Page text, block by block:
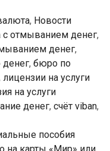
, Новости
с отмыванием денег,
денег,
, бюро по
лицензии на услуги
на услуги
денег, счёт viban,
пособия